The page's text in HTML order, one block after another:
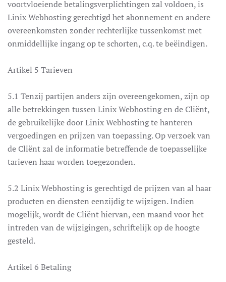
voortvloeiende betalingsverplichtingen zal voldoen, is
Linix Webhosting gerechtigd het abonnement en andere
overeenkomsten zonder rechterlijke tussenkomst met
onmiddellijke ingang op te schorten, c.q. te beëindigen.
Artikel 5 Tarieven
5.1 Tenzij partijen anders zijn overeengekomen, zijn op
alle betrekkingen tussen Linix Webhosting en de Cliënt,
de gebruikelijke door Linix Webhosting te hanteren
vergoedingen en prijzen van toepassing. Op verzoek van
de Cliënt zal de informatie betreffende de toepasselijke
tarieven haar worden toegezonden.
5.2 Linix Webhosting is gerechtigd de prijzen van al haar
producten en diensten eenzijdig te wijzigen. Indien
mogelijk, wordt de Cliënt hiervan, een maand voor het
intreden van de wijzigingen, schriftelijk op de hoogte
gesteld.
Artikel 6 Betaling